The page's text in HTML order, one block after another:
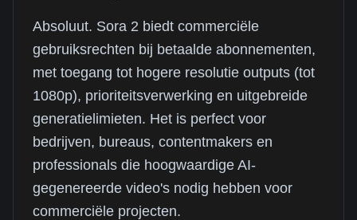
Absoluut. Sora 2 biedt commerciële
gebruiksrechten bij betaalde abonnementen,
met toegang tot hogere resolutie outputs (tot
1080p), prioriteitsverwerking en uitgebreide
generatielimieten. Het is perfect voor
bedrijven, bureaus, contentmakers en
professionals die hoogwaardige AI-
gegenereerde video's nodig hebben voor
commerciële projecten.